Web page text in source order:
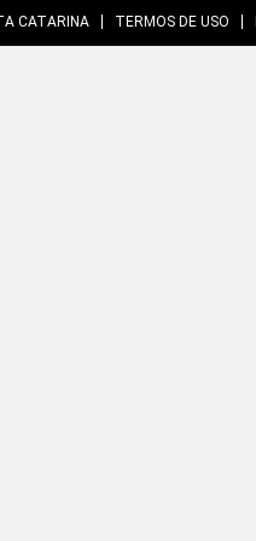
CATARINA TERMOS DE USO